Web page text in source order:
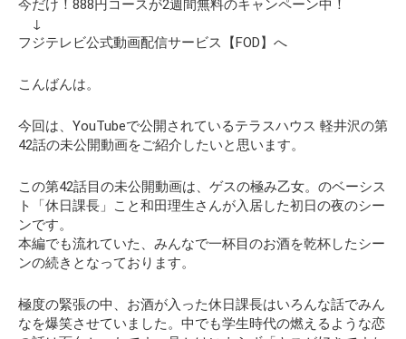
b
o
o
k
er
es
t
di
t
dI
n
p
今だけ！888円コースが2週間無料のキャンペーン中！
↓
フジテレビ公式動画配信サービス【FOD】へ
こんばんは。
今回は、YouTubeで公開されているテラスハウス 軽井沢の第
42話の未公開動画をご紹介したいと思います。
この第42話目の未公開動画は、ゲスの極み乙女。のベーシス
ト「休日課長」こと和田理生さんが入居した初日の夜のシー
ンです。
本編でも流れていた、みんなで一杯目のお酒を乾杯したシー
ンの続きとなっております。
極度の緊張の中、お酒が入った休日課長はいろんな話でみん
なを爆笑させていました。中でも学生時代の燃えるような恋